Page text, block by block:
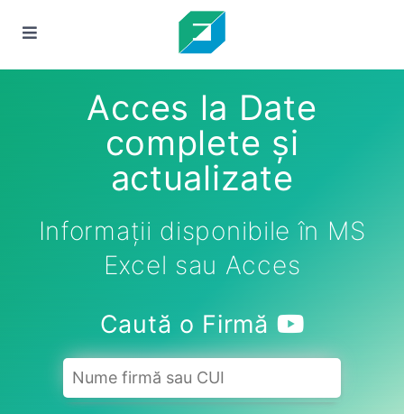
Acces la Date
complete și
actualizate
Informații disponibile în MS
Excel sau Acces
Caută o Firmă